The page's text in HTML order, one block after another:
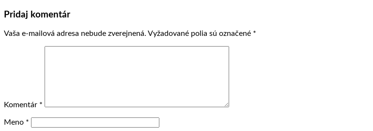
Pridaj komentár
Vaša e-mailová adresa nebude zverejnená. Vyžadované polia sú označené *
Komentár *
Meno *